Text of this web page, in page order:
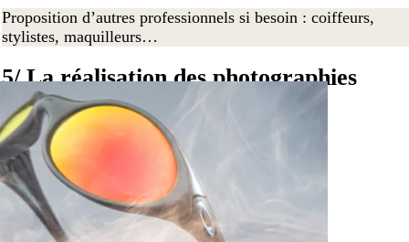
Proposition d’autres professionnels si besoin : coiffeurs,
stylistes, maquilleurs…
5/ La réalisation des photographies